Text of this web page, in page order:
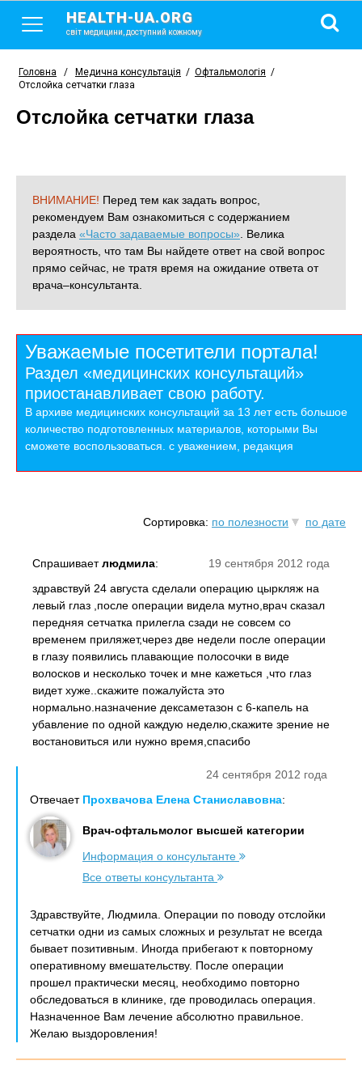
HEALTH-UA.ORG
світ медицини, доступний кожному
Головна / Медична консультація / Офтальмологія /
Отслойка сетчатки глаза
Отслойка сетчатки глаза
ВНИМАНИЕ! Перед тем как задать вопрос,
рекомендуем Вам ознакомиться с содержанием
раздела «Часто задаваемые вопросы» . Велика
вероятность, что там Вы найдете ответ на свой вопрос
прямо сейчас, не тратя время на ожидание ответа от
врача–консультанта.
Уважаемые посетители портала!
Раздел «медицинских консультаций»
приостанавливает свою работу.
В архиве медицинских консультаций за 13 лет есть большое
количество подготовленных материалов, которыми Вы
сможете воспользоваться. с уважением, редакция
Сортировка: по полезности по дате
19 сентября 2012 года
Спрашиваетлюдмила:
здравствуй 24 августа сделали операцию цыркляж на
левый глаз ,после операции видела мутно,врач сказал
передняя сетчатка прилегла сзади не совсем со
временем приляжет,через две недели после операции
в глазу появились плавающие полосочки в виде
волосков и несколько точек и мне кажеться ,что глаз
видет хуже..скажите пожалуйста это
нормально.назначение дексаметазон с 6-капель на
убавление по одной каждую неделю,скажите зрение не
востановиться или нужно время,спасибо
24 сентября 2012 года
Отвечает Прохвачова Елена Станиславовна:
Врач-офтальмолог высшей категории
Информация о консультанте
Все ответы консультанта
Здравствуйте, Людмила. Операции по поводу отслойки
сетчатки одни из самых сложных и результат не всегда
бывает позитивным. Иногда прибегают к повторному
оперативному вмешательству. После операции
прошел практически месяц, необходимо повторно
обследоваться в клинике, где проводилась операция.
Назначенное Вам лечение абсолютно правильное.
Желаю выздоровления!